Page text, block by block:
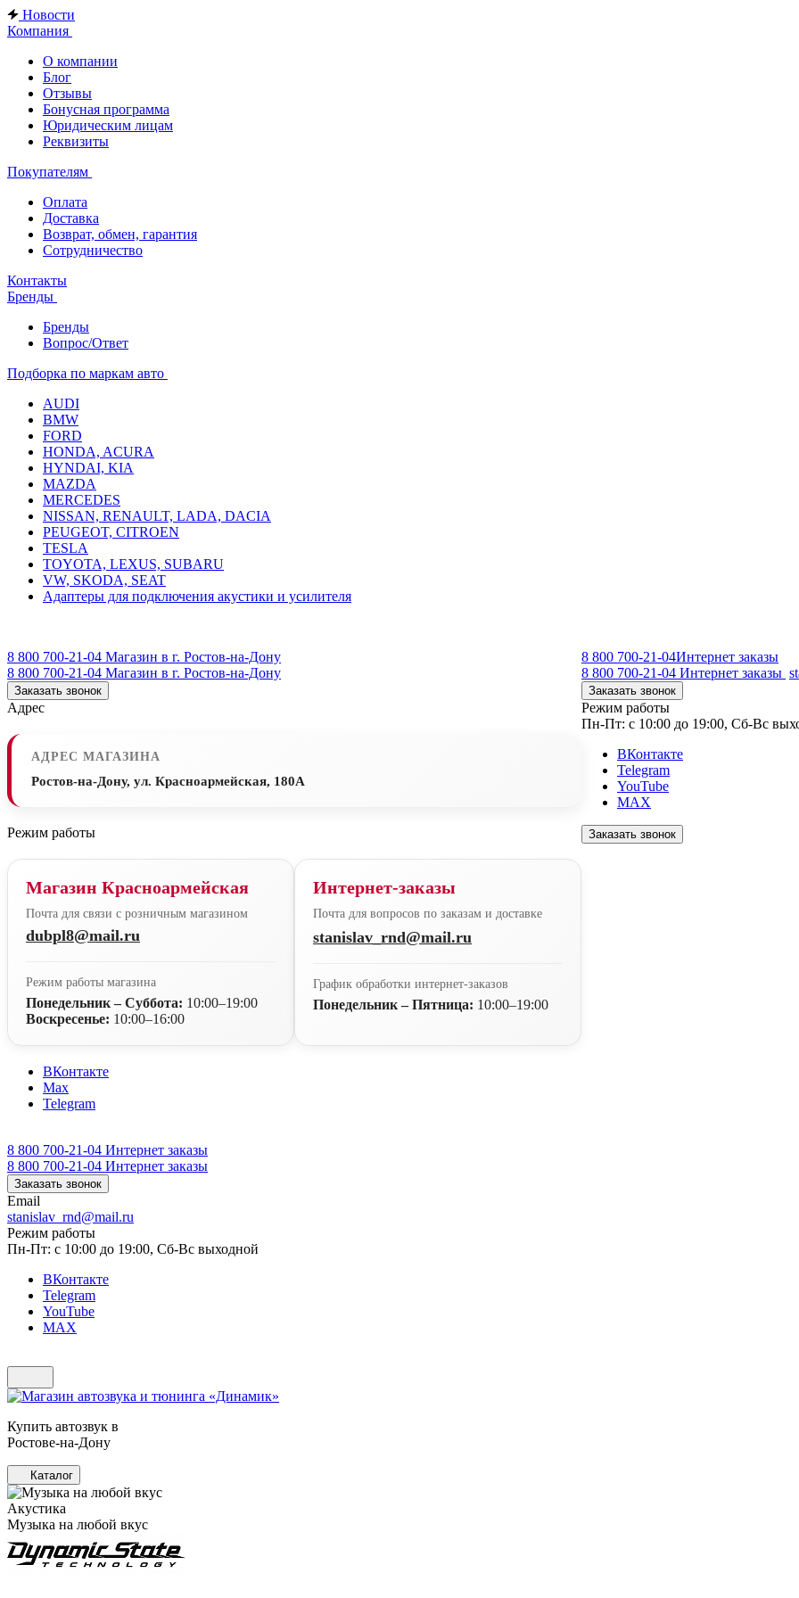
Новости
Компания
О компании
Блог
Отзывы
Бонусная программа
Юридическим лицам
Реквизиты
Покупателям
Оплата
Доставка
Возврат, обмен, гарантия
Сотрудничество
Контакты
Бренды
Бренды
Вопрос/Ответ
Подборка по маркам авто
AUDI
BMW
FORD
HONDA, ACURA
HYNDAI, KIA
MAZDA
MERCEDES
NISSAN, RENAULT, LADA, DACIA
PEUGEOT, CITROEN
TESLA
TOYOTA, LEXUS, SUBARU
VW, SKODA, SEAT
Адаптеры для подключения акустики и усилителя
8 800 700-21-04 Магазин в г. Ростов-на-Дону
8 800 700-21-04 Магазин в г. Ростов-на-Дону
Заказать звонок
Адрес
АДРЕС МАГАЗИНА
Ростов-на-Дону, ул. Красноармейская, 180А
Режим работы
Магазин Красноармейская
Почта для связи с розничным магазином
dubpl8@mail.ru
Режим работы магазина
Понедельник – Суббота: 10:00–19:00
Воскресенье: 10:00–16:00
Интернет-заказы
Почта для вопросов по заказам и доставке
stanislav_rnd@mail.ru
График обработки интернет-заказов
Понедельник – Пятница: 10:00–19:00
ВКонтакте
Max
Telegram
8 800 700-21-04 Интернет заказы
8 800 700-21-04 Интернет заказы
Заказать звонок
Email
stanislav_rnd@mail.ru
Режим работы
Пн-Пт: с 10:00 до 19:00, Сб-Вс выходной
ВКонтакте
Telegram
YouTube
MAX
8 800 700-21-04Интернет заказы
8 800 700-21-04 Интернет заказы
Заказать звонок
Режим работы
Пн-Пт: с 10:00 до 19:00, Сб-Вс
ВКонтакте
Telegram
YouTube
MAX
Заказать звонок
Купить автозвук в
Ростове-на-Дону
Каталог
Акустика
Музыка на любой вкус